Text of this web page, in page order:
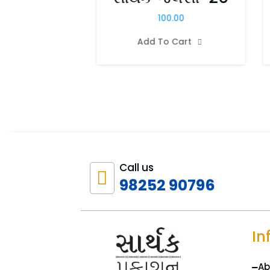
100.00
Add To Cart

 Call us
98252 90796
